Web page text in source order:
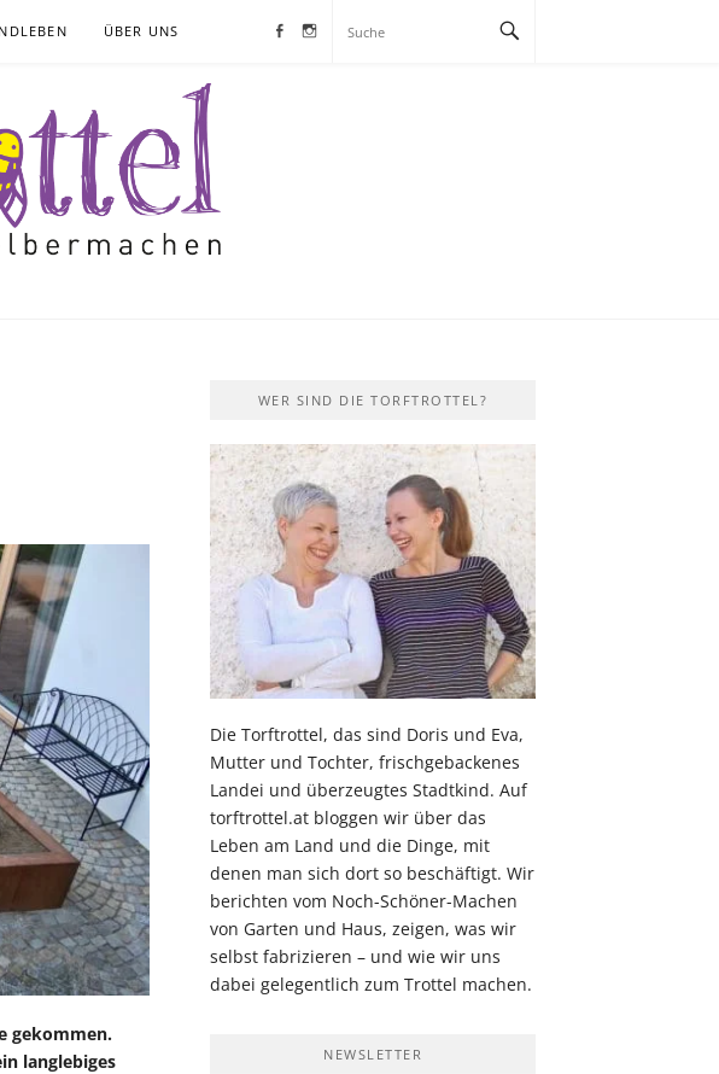
ÜBER UNS Facebook
Instagram
gekommen.
langlebiges
WER SIND DIE TORFTROTTEL?
Die Torftrottel, das sind Doris und Eva,
Mutter und Tochter, frischgebackenes
Landei und überzeugtes Stadtkind. Auf
torftrottel.at bloggen wir über das
Leben am Land und die Dinge, mit
denen man sich dort so beschäftigt. Wir
berichten vom Noch-Schöner-Machen
von Garten und Haus, zeigen, was wir
selbst fabrizieren – und wie wir uns
dabei gelegentlich zum Trottel machen.
NEWSLETTER